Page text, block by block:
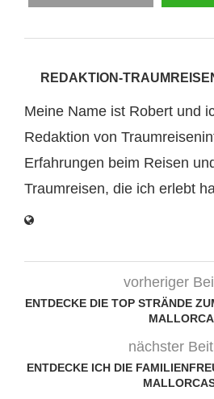
REDAKTION-
Meine Name ist Robert und
Redaktion von
Erfahrungen beim Reisen
Traumreisen, die ich erlebt
vorheriger
ENTDECKE DIE TOP STRÄNDE
MALLORCA
nächster
ENTDECKE ICH DIE